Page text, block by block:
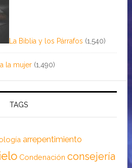
La Biblia y los Párrafos (1,540)
la mujer (1,490)
TAGS
arrepentimiento
Condenación consejería